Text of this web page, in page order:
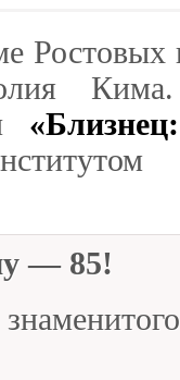
Ростовых
Кима.
— 85!